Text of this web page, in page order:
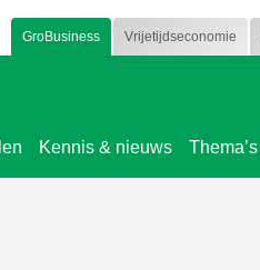
GroBusiness Vrijetijdseconomie
Kennis & nieuws Thema’s